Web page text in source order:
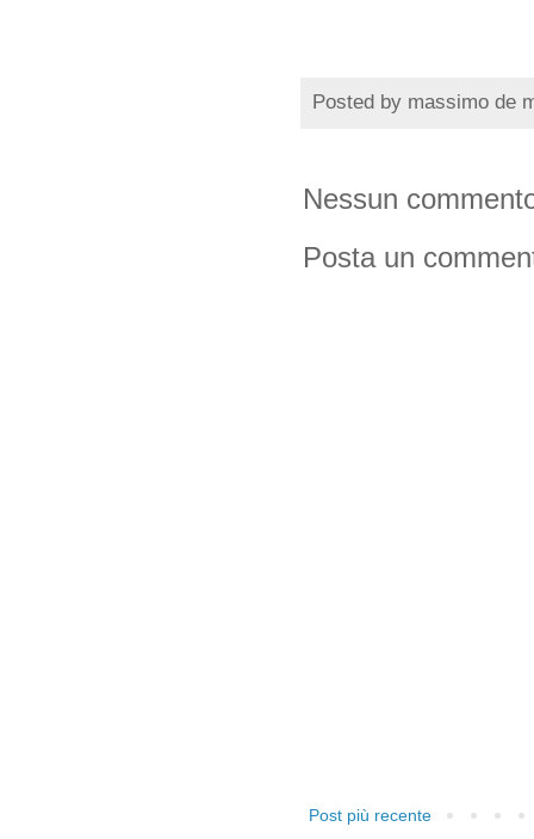
Posted by massimo de
Nessun
Posta un
Post più recente